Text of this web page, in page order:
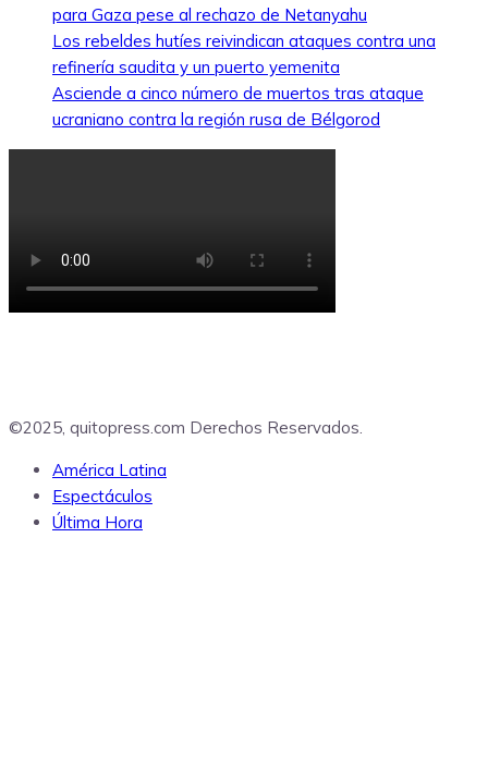
para Gaza pese al rechazo de Netanyahu
Los rebeldes hutíes reivindican ataques contra una
refinería saudita y un puerto yemenita
Asciende a cinco número de muertos tras ataque
ucraniano contra la región rusa de Bélgorod
©2025, quitopress.com Derechos Reservados.
América Latina
Espectáculos
Última Hora